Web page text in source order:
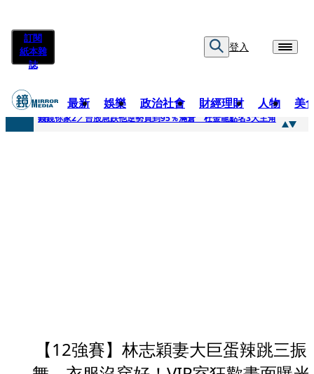
訂閱
紙本雜
誌
登入
最新 娛樂 政治社會 財經理財 人物 美
快訊
錢鏡你家2／台股急跌他逆勢買到95％滿倉 杜金龍點名3大主角
【12強賽】林志穎妻大巨蛋辣跳三振